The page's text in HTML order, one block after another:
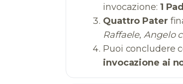
invocazione: 1
Quattro Pater
Raffaele,Angelo
Puoi concludere
invocazione ai